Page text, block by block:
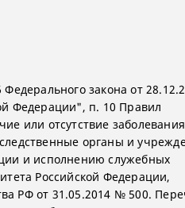
закона от
Федерации", п. 10 Правил
или отсутствие
органы и
и исполнению служебных
Российской Федерации,
РФ от 31.05.2014 № 500.